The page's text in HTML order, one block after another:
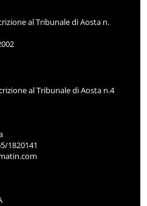
al Tribunale di Aosta n.
al Tribunale di Aosta n.4
1820141